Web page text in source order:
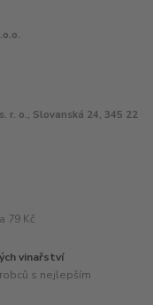
r. o., Slovanská 24, 345 22
79 Kč
vinařství
s nejlepším